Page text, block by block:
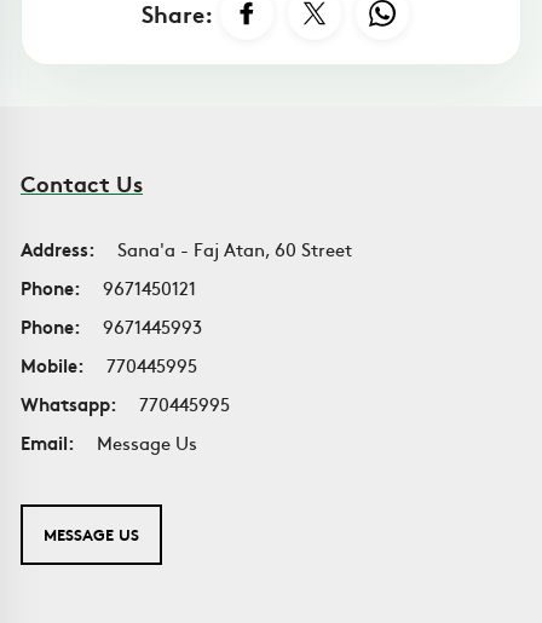
Share:
Contact Us
Address:
Sana'a - Faj Atan, 60 Street
Phone:
9671450121
Phone:
9671445993
Mobile:
770445995
Whatsapp:
770445995
Email:
Message Us
MESSAGE US